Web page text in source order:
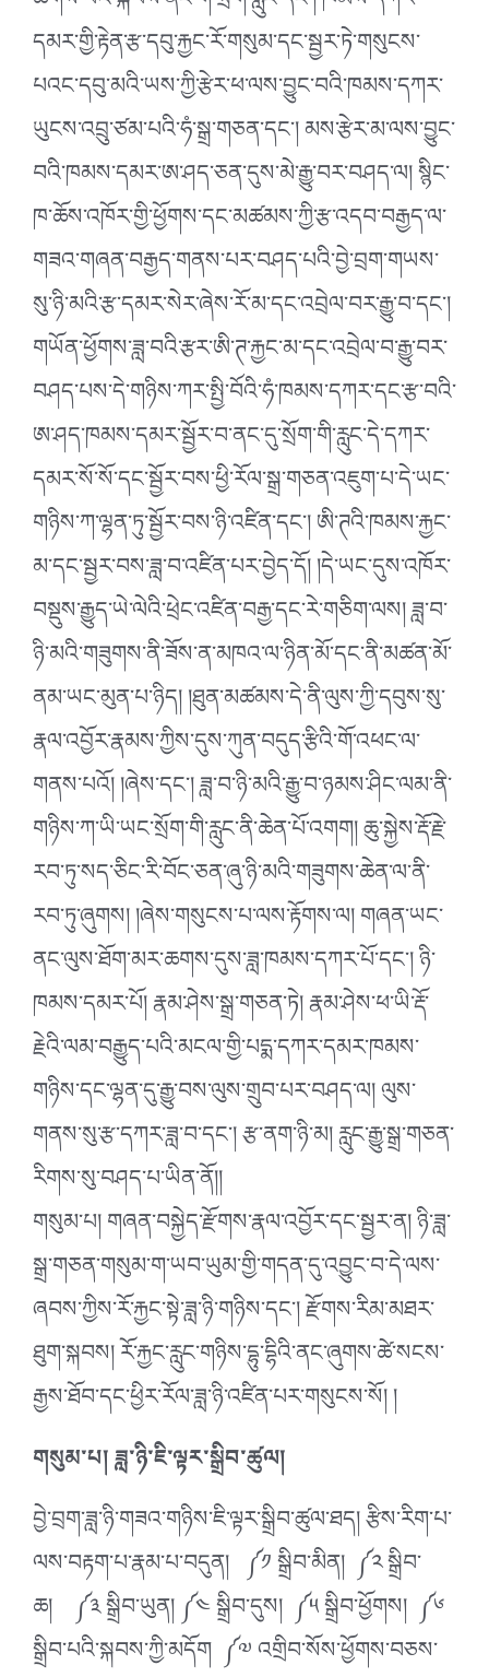
དམར་གྱི་རྟེན་རྩ་དབུ་རྐྱང་རོ་གསུམ་དང་སྦྱར་ཏེ་གསུངས་
པའང་དབུ་མའི་ཡས་ཀྱི་རྩེར་ཕ་ལས་བྱུང་བའི་ཁམས་དཀར་
ཡུངས་འབྲུ་ཙམ་པའི་ཧཾ་སྒྲ་གཅན་དང༌། མས་རྩེར་མ་ལས་བྱུང་
བའི་ཁམས་དམར་ཨ་ཤད་ཅན་དུས་མེ་རྒྱུ་བར་བཤད་ལ། སྙིང་
ཁ་ཆོས་འཁོར་གྱི་ཕྱོགས་དང་མཚམས་ཀྱི་རྩ་འདབ་བརྒྱད་ལ་
གཟའ་གཞན་བརྒྱད་གནས་པར་བཤད་པའི་བྱེ་བྲག་གཡས་
སུ་ཉི་མའི་རྩ་དམར་སེར་ཞེས་རོ་མ་དང་འབྲེལ་བར་རྒྱུ་བ་དང༌།
གཡོན་ཕྱོགས་ཟླ་བའི་རྩར་ཨི་ཊ་རྐྱང་མ་དང་འབྲེལ་བ་རྒྱུ་བར་
བཤད་པས་དེ་གཉིས་ཀར་སྤྱི་བོའི་ཧཾ་ཁམས་དཀར་དང་རྩ་བའི་
ཨ་ཤད་ཁམས་དམར་སྦྱོར་བ་ནང་དུ་སྲོག་གི་རླུང་དེ་དཀར་
དམར་སོ་སོ་དང་སྦྱོར་བས་ཕྱི་རོལ་སྒྲ་གཅན་འཇུག་པ་དེ་ཡང་
གཉིས་ཀ་ལྷན་ཏུ་སྦྱོར་བས་ཉི་འཛིན་དང༌། ཨི་ཊའི་ཁམས་རྐྱང་
མ་དང་སྦྱར་བས་ཟླ་བ་འཛིན་པར་བྱེད་དོ། །དེ་ཡང་དུས་འཁོར་
བསྡུས་རྒྱུད་ཡེ་ལེའི་ཕྲེང་འཛིན་བརྒྱ་དང་རེ་གཅིག་ལས། ཟླ་བ་
ཉི་མའི་གཟུགས་ནི་ཟོས་ན་མཁའ་ལ་ཉིན་མོ་དང་ནི་མཚན་མོ་
ནམ་ཡང་མུན་པ་ཉིད། །ཐུན་མཚམས་དེ་ནི་ལུས་ཀྱི་དབུས་སུ་
རྣལ་འབྱོར་རྣམས་ཀྱིས་དུས་ཀུན་བདུད་རྩིའི་གོ་འཕང་ལ་
གནས་པའོ། །ཞེས་དང༌། ཟླ་བ་ཉི་མའི་རྒྱུ་བ་ཉམས་ཤིང་ལམ་ནི་
གཉིས་ཀ་ཡི་ཡང་སྲོག་གི་རླུང་ནི་ཆེན་པོ་འགག། ཆུ་སྐྱེས་རྡོ་རྗེ་
རབ་ཏུ་སད་ཅིང་རི་བོང་ཅན་ཞུ་ཉི་མའི་གཟུགས་ཆེན་ལ་ནི་
རབ་ཏུ་ཞུགས། །ཞེས་གསུངས་པ་ལས་རྟོགས་ལ། གཞན་ཡང་
ནང་ལུས་ཐོག་མར་ཆགས་དུས་ཟླ་ཁམས་དཀར་པོ་དང༌། ཉི་
ཁམས་དམར་པོ། རྣམ་ཤེས་སྒྲ་གཅན་ཏེ། རྣམ་ཤེས་ཕ་ཡི་རྡོ་
རྗེའི་ལམ་བརྒྱུད་པའི་མངལ་གྱི་པདྨ་དཀར་དམར་ཁམས་
གཉིས་དང་ལྷན་དུ་རྒྱུ་བས་ལུས་གྲུབ་པར་བཤད་ལ། ལུས་
གནས་སུ་རྩ་དཀར་ཟླ་བ་དང༌། རྩ་ནག་ཉི་མ། རླུང་རྒྱུ་སྒྲ་གཅན་
རིགས་སུ་བཤད་པ་ཡིན་ནོ།།
གསུམ་པ། གཞན་བསྐྱེད་རྫོགས་རྣལ་འབྱོར་དང་སྦྱར་ན། ཉི་ཟླ་
སྒྲ་གཅན་གསུམ་ག་ཡབ་ཡུམ་གྱི་གདན་དུ་འབྱུང་བ་དེ་ལས་
ཞབས་ཀྱིས་རོ་རྐྱང་སྟེ་ཟླ་ཉི་གཉིས་དང༌། རྫོགས་རིམ་མཐར་
ཐུག་སྐབས། རོ་རྐྱང་རླུང་གཉིས་དྷུ་དྷིའི་ནང་ཞུགས་ཚེ་སངས་
རྒྱས་ཐོབ་དང་ཕྱིར་རོལ་ཟླ་ཉི་འཛིན་པར་གསུངས་སོ། །
གསུམ་པ། ཟླ་ཉི་ཇི་ལྟར་སྒྲིབ་ཚུལ།
བྱེ་བྲག་ཟླ་ཉི་གཟའ་གཉིས་ཇི་ལྟར་སྒྲིབ་ཚུལ་ཐད། རྩིས་རིག་པ་
ལས་བརྟག་པ་རྣམ་པ་བདུན། ༼༡ སྒྲིབ་མིན། ༼༢ སྒྲིབ་
ཆ། ༼༣ སྒྲིབ་ཡུན། ༼༤ སྒྲིབ་དུས། ༼༥ སྒྲིབ་ཕྱོགས། ༼༦
སྒྲིབ་པའི་སྐབས་ཀྱི་མདོག ༼༧ འགྲིབ་སོས་ཕྱོགས་བཅས་